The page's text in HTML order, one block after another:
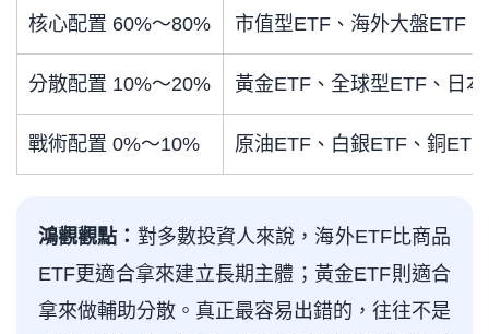
核心配置 60%～80% 市值型ETF、海外大盤ETF
分散配置 10%～20% 黃金ETF、全球型ETF、日
戰術配置 0%～10% 原油ETF、白銀ETF、銅
鴻觀觀點： 對多數投資人來說，海外ETF比商品
ETF更適合拿來建立長期主體；黃金ETF則適合
拿來做輔助分散。真正最容易出錯的，往往不是